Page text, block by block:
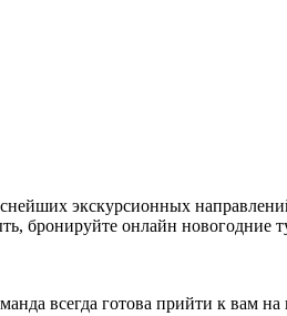
экскурсионных
бронируйте онлайн новогодние
всегда готова прийти к вам на